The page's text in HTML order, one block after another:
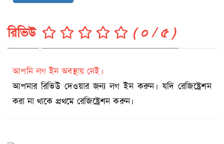
রিভিউ ( ০ / ৫ )
আপনি লগ ইন অবস্থায় নেই।
আপনার রিভিউ দেওয়ার জন্য লগ ইন করুন। যদি রেজিষ্ট্রেশন
করা না থাকে প্রথমে রেজিষ্ট্রেশন করুন।